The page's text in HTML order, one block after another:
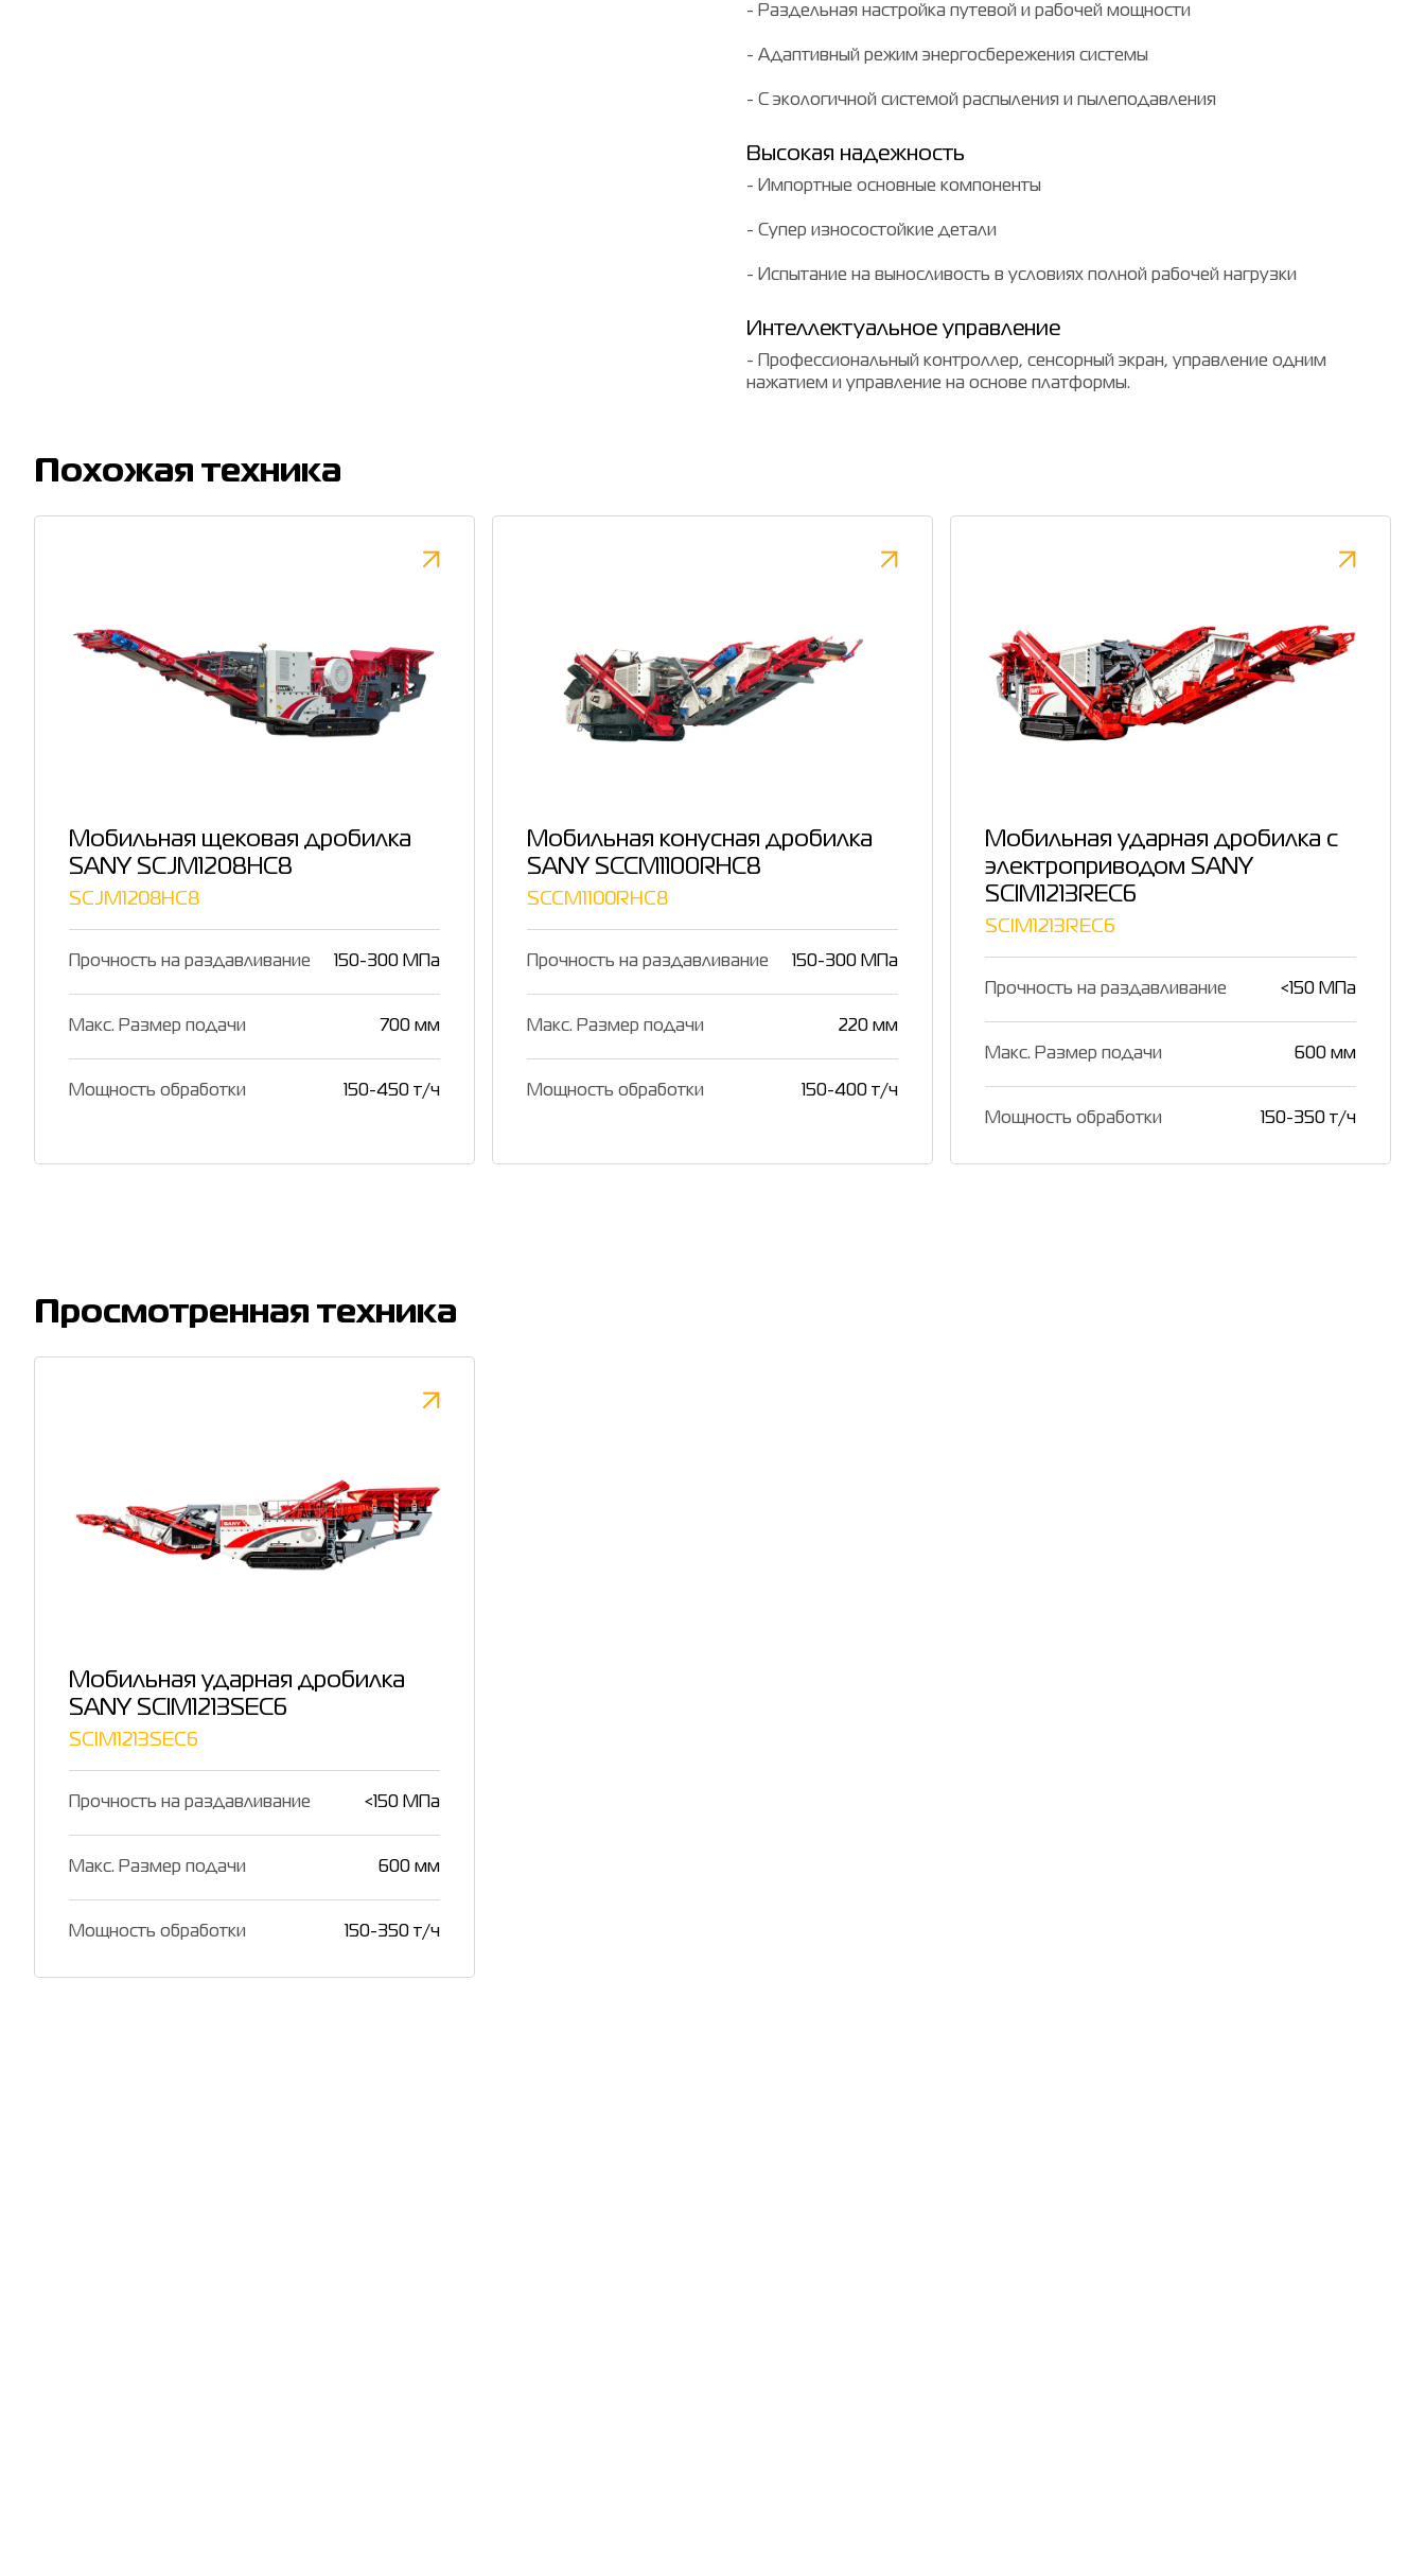
- Раздельная настройка путевой и рабочей мощности
- Адаптивный режим энергосбережения системы
- С экологичной системой распыления и пылеподавления
Высокая надежность
- Импортные основные компоненты
- Супер износостойкие детали
- Испытание на выносливость в условиях полной рабочей нагрузки
Интеллектуальное управление
- Профессиональный контроллер, сенсорный экран, управление одним
нажатием и управление на основе платформы.
Похожая техника
Мобильная щековая дробилка
SANY SCJM1208HC8
SCJM1208HC8
Прочность на раздавливание 150-300 МПа
Макс. Размер подачи 700 мм
Мощность обработки 150-450 т/ч
Мобильная конусная дробилка
SANY SCCM1100RHC8
SCCM1100RHC8
Прочность на раздавливание 150-300 МПа
Макс. Размер подачи 220 мм
Мощность обработки 150-400 т/ч
Мобильная ударная дробилка с
электроприводом SANY
SCIM1213REC6
SCIM1213REC6
Прочность на раздавливание <150 МПа
Макс. Размер подачи 600 мм
Мощность обработки 150-350 т/ч
Просмотренная техника
Мобильная ударная дробилка
SANY SCIM1213SEC6
SCIM1213SEC6
Прочность на раздавливание <150 МПа
Макс. Размер подачи 600 мм
Мощность обработки 150-350 т/ч